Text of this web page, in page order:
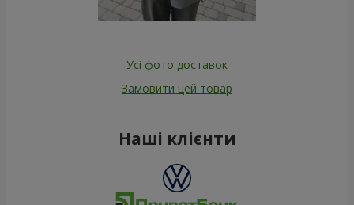
Усі фото доставок
Замовити цей товар
Наші клієнти